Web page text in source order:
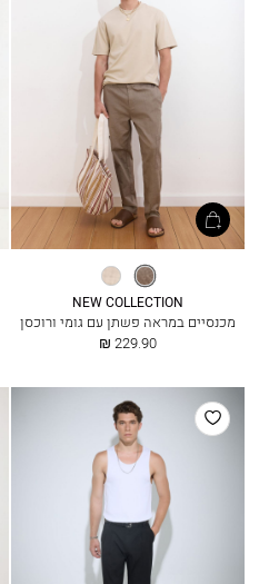
אגוז שמנת
NEW COLLECTION
מכנסיים במראה פשתן עם גומי ורוכסן
החל
229.90 ₪
הוסף
למועדפים